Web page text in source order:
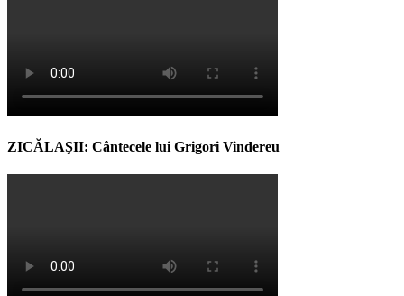
ZICĂLAŞII: Cântecele lui Grigori Vindereu